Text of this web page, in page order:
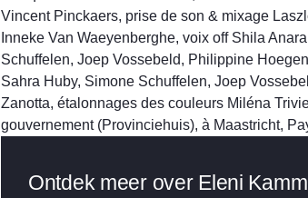
Vincent Pinckaers, prise de son & mixage
Inneke Van Waeyenberghe, voix off Shila
Schuffelen, Joep Vossebeld, Philippine
Sahra Huby, Simone Schuffelen, Joep
Zanotta, étalonnages des couleurs Miléna
gouvernement (Provinciehuis), à Maastricht,
Ontdek meer over Eleni